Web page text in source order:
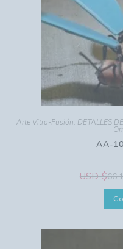
Arte Vitro-Fusión, DETALLES
AA-
USD $